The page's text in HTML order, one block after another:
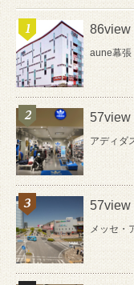
86view
aune幕張
57view
アディダ
57view
メッセ・